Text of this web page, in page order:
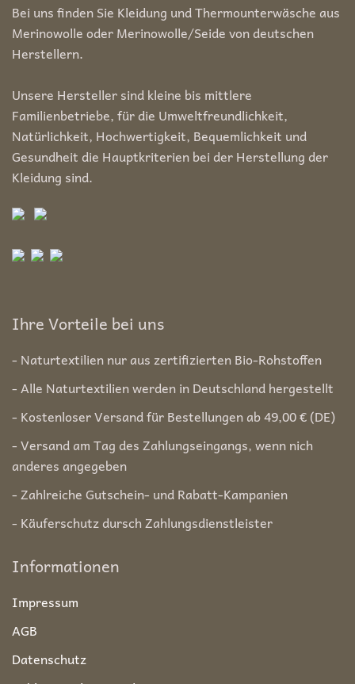
Bei uns finden Sie Kleidung und Thermounterwäsche aus
Merinowolle oder Merinowolle/Seide von deutschen
Herstellern.
Unsere Hersteller sind kleine bis mittlere
Familienbetriebe, für die Umweltfreundlichkeit,
Natürlichkeit, Hochwertigkeit, Bequemlichkeit und
Gesundheit die Hauptkriterien bei der Herstellung der
Kleidung sind.
Ihre Vorteile bei uns
- Naturtextilien nur aus zertifizierten Bio-Rohstoffen
- Alle Naturtextilien werden in Deutschland hergestellt
- Kostenloser Versand für Bestellungen ab 49,00 € (DE)
- Versand am Tag des Zahlungseingangs, wenn nich
anderes angegeben
- Zahlreiche Gutschein- und Rabatt-Kampanien
- Käuferschutz dursch Zahlungsdienstleister
Informationen
Impressum
AGB
Datenschutz